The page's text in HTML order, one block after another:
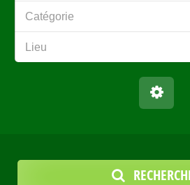
Catégorie
Lieu